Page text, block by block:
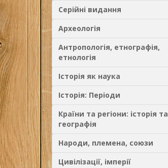
Серійні видання
Археологія
Антропологія, етнографія,
етнологія
Історія як наука
Історія: Періоди
Країни та регіони: історія та
географія
Народи, племена, союзи
Цивілізації, імперії